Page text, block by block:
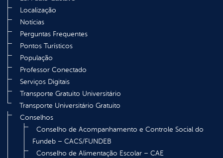
Localização
Notícias
Perguntas Frequentes
Pontos Turísticos
População
Professor Conectado
Serviços Digitais
Transporte Gratuito Universitário
Transporte Universitário Gratuito
Conselhos
Conselho de Acompanhamento e Controle Social do
Fundeb – CACS/FUNDEB
Conselho de Alimentação Escolar – CAE